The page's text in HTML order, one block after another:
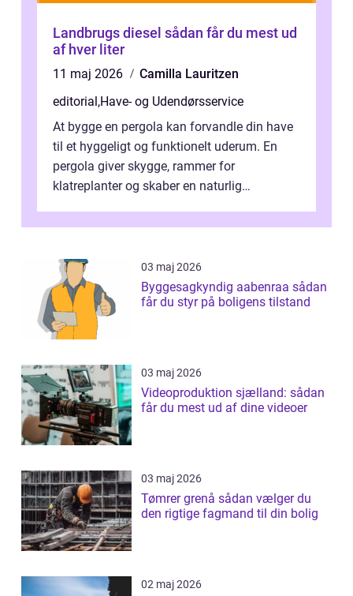
Landbrugs diesel sådan får du mest ud
af hver liter
11 maj 2026
Camilla Lauritzen
editorial ,Have- og Udendørsservice
At bygge en pergola kan forvandle din have
til et hyggeligt og funktionelt uderum. En
pergola giver skygge, rammer for
klatreplanter og skaber en naturlig
d...
03 maj 2026
Byggesagkyndig aabenraa sådan
får du styr på boligens tilstand
03 maj 2026
Videoproduktion sjælland: sådan
får du mest ud af dine videoer
03 maj 2026
Tømrer grenå sådan vælger du
den rigtige fagmand til din bolig
02 maj 2026